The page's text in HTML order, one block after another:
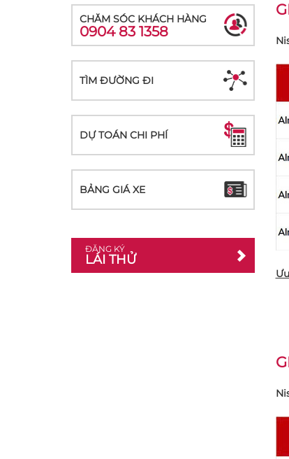
CHĂM SÓC KHÁCH HÀNG
0904 83 1358
TÌM ĐƯỜNG ĐI
DỰ TOÁN CHI PHÍ
BẢNG GIÁ XE
ĐĂNG KÝ
LÁI THỬ